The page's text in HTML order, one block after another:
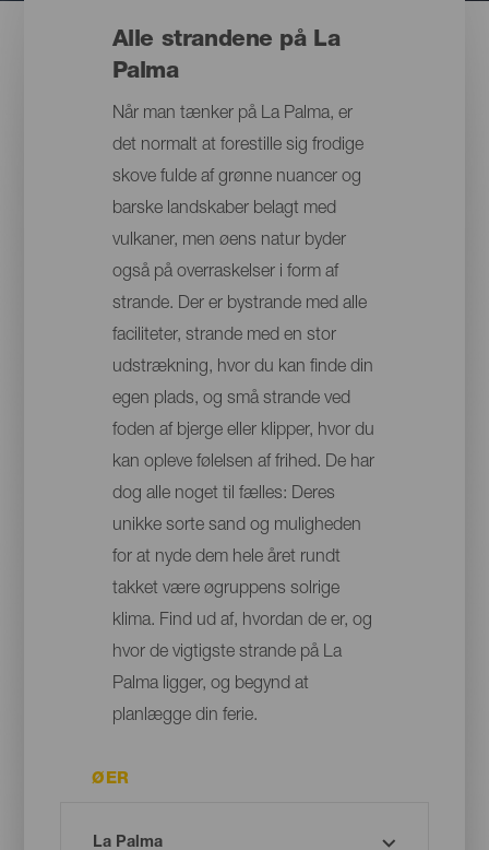
Alle strandene på La
Palma
Når man tænker på La Palma, er
det normalt at forestille sig frodige
skove fulde af grønne nuancer og
barske landskaber belagt med
vulkaner, men øens natur byder
også på overraskelser i form af
strande. Der er bystrande med alle
faciliteter, strande med en stor
udstrækning, hvor du kan finde din
egen plads, og små strande ved
foden af bjerge eller klipper, hvor du
kan opleve følelsen af frihed. De har
dog alle noget til fælles: Deres
unikke sorte sand og muligheden
for at nyde dem hele året rundt
takket være øgruppens solrige
klima. Find ud af, hvordan de er, og
hvor de vigtigste strande på La
Palma ligger, og begynd at
planlægge din ferie.
ØER